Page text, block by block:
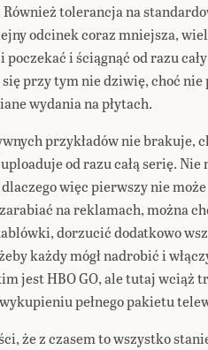
tolerancja na
odcinek coraz mniejsza,
i ściągnąć od razu cały
przy tym nie dziwię, choć nie
wydania na płytach.
przykładów nie brakuje,
od razu całą serię.
dlaczego więc pierwszy nie
zarabiać na reklamach, można
dorzucić dodatkowo
każdy mógł nadrobić i
jest HBO GO, ale tutaj wciąż
pełnego pakietu
że z czasem to wszystko